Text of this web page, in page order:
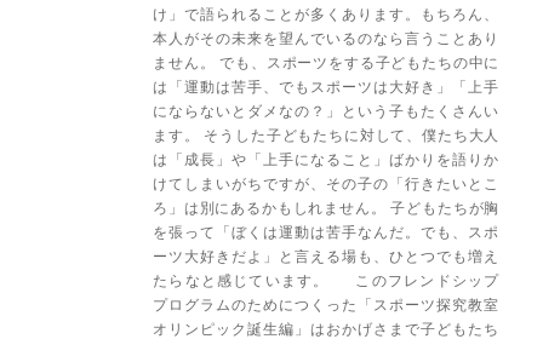
け」で語られることが多くあります。もちろん、
本人がその未来を望んでいるのなら言うことあり
ません。 でも、スポーツをする子どもたちの中に
は「運動は苦手、でもスポーツは大好き」「上手
にならないとダメなの？」という子もたくさんい
ます。 そうした子どもたちに対して、僕たち大人
は「成長」や「上手になること」ばかりを語りか
けてしまいがちですが、その子の「行きたいとこ
ろ」は別にあるかもしれません。 子どもたちが胸
を張って「ぼくは運動は苦手なんだ。でも、スポ
ーツ大好きだよ」と言える場も、ひとつでも増え
たらなと感じています。 このフレンドシップ
プログラムのためにつくった「スポーツ探究教室
オリンピック誕生編」はおかげさまで子どもたち